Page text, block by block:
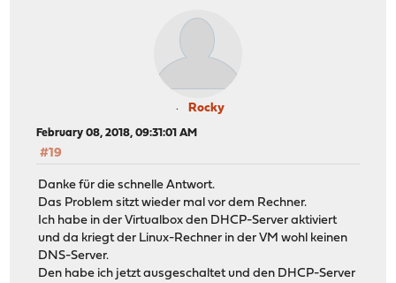
Rocky
February 08, 2018, 09:31:01 AM
#19
Danke für die schnelle Antwort.
Das Problem sitzt wieder mal vor dem Rechner.
Ich habe in der Virtualbox den DHCP-Server aktiviert
und da kriegt der Linux-Rechner in der VM wohl keinen
DNS-Server.
Den habe ich jetzt ausgeschaltet und den DHCP-Server